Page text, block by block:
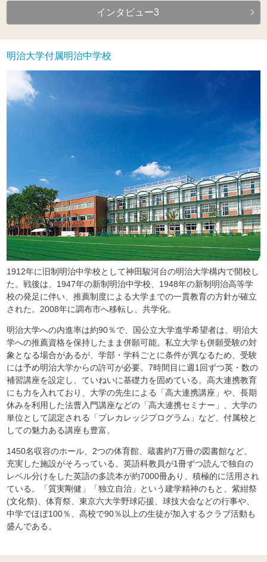
インタビュー3
明治大学付属明治中学校
1912年に旧制明治中学校として神田駿河台の明治大学構内で開校し
た。戦後は、1947年の新制明治中学校、1948年の新制明治高等学
校の発足に伴い、推薦制度による大学までの一貫教育の方針が確立
された。2008年に調布市へ移転し、共学化。
明治大学への内進率は約90％で、国公立大学進学希望者は、明治大
学への推薦資格を保持したまま併願可能。私立大学も併願受験の対
象となる場合があるが、学部・学科ごとに条件が異なるため、受験
には予め明治大学からの許可が必要。7時間目に週1回ずつ英・数の
補習講座を設定し、ていねいに基礎力を固めている。高大連携教育
にも力を入れており、大学の先生による「高大連携講座」や、長期
休みを利用した法曹入門講座などの「高大連携セミナー」、大学の
単位として認定される「プレカレッジプログラム」など、付属校と
しての魅力ある講座も豊富。
1450名収容のホール、2つの体育館、蔵書約7万冊の図書館など、
充実した施設がそろっている。英語科教員が1冊ずつ読んで独自の
レベル分けをした英語の多読本が約7000冊あり、積極的に活用され
ている。「質実剛健」「独立自治」という建学精神のもと、紫紺祭
(文化祭)、体育祭、東京六大学野球応援、球技大会などの行事や、
中学でほぼ100％、高校で90％以上の生徒が加入するクラブ活動も
盛んである。